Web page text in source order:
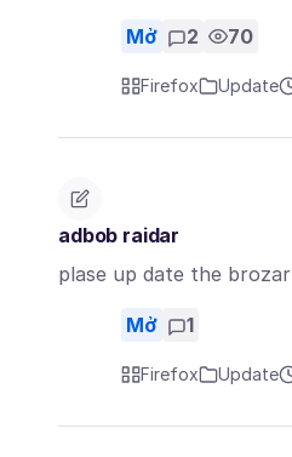
Mở 2 70
Firefox Update
adbob raidar
plase up date the brozar
Mở 1
Firefox Update